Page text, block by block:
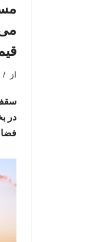
از
در